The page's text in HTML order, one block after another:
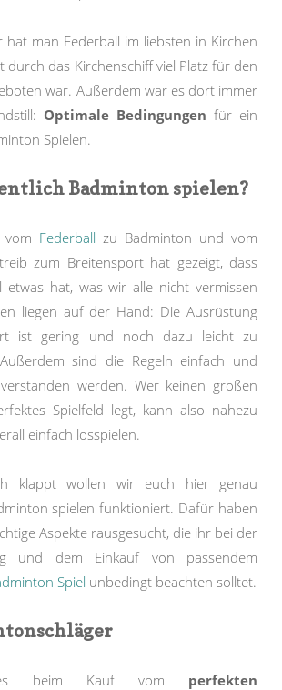
hat man Federball im liebsten in Kirchen
durch das Kirchenschiff viel Platz für den
war. Außerdem war es dort immer
Optimale Bedingungen für ein
Spielen.
Badminton spielen?
vom Federball zu Badminton und vom
zum Breitensport hat gezeigt, dass
etwas hat, was wir alle nicht vermissen
liegen auf der Hand: Die Ausrüstung
ist gering und noch dazu leicht zu
sind die Regeln einfach und
werden. Wer keinen großen
Spielfeld legt, kann also nahezu
einfach losspielen.
klappt wollen wir euch hier genau
spielen funktioniert. Dafür haben
Aspekte rausgesucht, die ihr bei der
und dem Einkauf von passendem
Spiel unbedingt beachten solltet.
beim Kauf vom perfekten